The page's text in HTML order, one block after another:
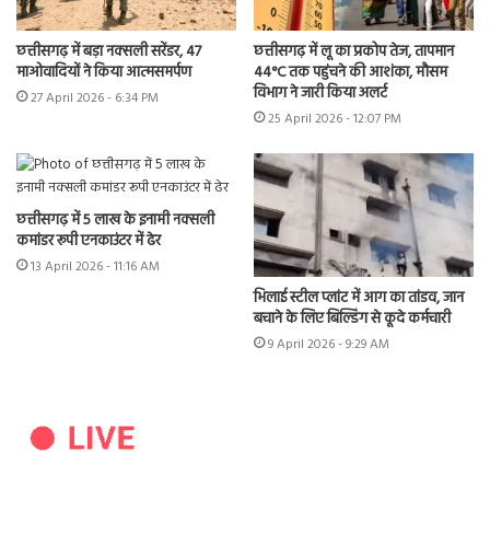
छत्तीसगढ़ में बड़ा नक्सली सरेंडर, 47
माओवादियों ने किया आत्मसमर्पण
27 April 2026 - 6:34 PM
छत्तीसगढ़ में लू का प्रकोप तेज, तापमान
44°C तक पहुंचने की आशंका, मौसम
विभाग ने जारी किया अलर्ट
25 April 2026 - 12:07 PM
छत्तीसगढ़ में 5 लाख के इनामी नक्सली
कमांडर रूपी एनकाउंटर में ढेर
13 April 2026 - 11:16 AM
भिलाई स्टील प्लांट में आग का तांडव, जान
बचाने के लिए बिल्डिंग से कूदे कर्मचारी
9 April 2026 - 9:29 AM